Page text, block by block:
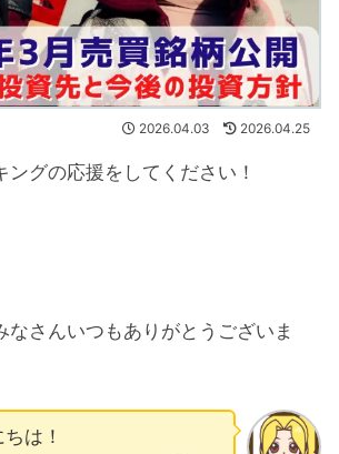
2026.04.03 2026.04.25
ングの応援をしてください！
なさんいつもありがとうございま
は！